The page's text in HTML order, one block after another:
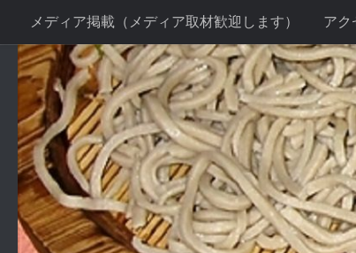
コンテンツへスキップ
メディア掲載（メディア取材歓迎します） アク
お客様の声２ 当店の感染症対策について 手
送別会プラン 新年会プラン 忘年会プラン